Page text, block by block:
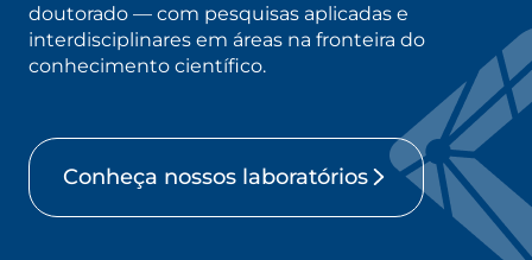
doutorado — com pesquisas aplicadas e
interdisciplinares em áreas na fronteira do
conhecimento científico.
Conheça nossos laboratórios